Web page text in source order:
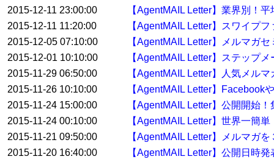
2015-12-11 23:00:00
【AgentMAIL Letter】業界別！
2015-12-11 11:20:00
【AgentMAIL Letter】スワイプ
2015-12-05 07:10:00
【AgentMAIL Letter】メルマガ
2015-12-01 10:10:00
【AgentMAIL Letter】ステップ
2015-11-29 06:50:00
【AgentMAIL Letter】人気メル
2015-11-26 10:10:00
【AgentMAIL Letter】Facebook
2015-11-24 15:00:00
【AgentMAIL Letter】公開開始
2015-11-24 00:10:00
【AgentMAIL Letter】世界一簡
2015-11-21 09:50:00
【AgentMAIL Letter】メルマガ
2015-11-20 16:40:00
【AgentMAIL Letter】公開日時